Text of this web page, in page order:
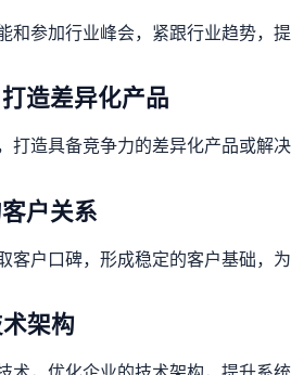
和参加行业峰会，紧跟行业趋势，
造差异化产品
打造具备竞争力的差异化产品或解
户关系
客户口碑，形成稳定的客户基础，
架构